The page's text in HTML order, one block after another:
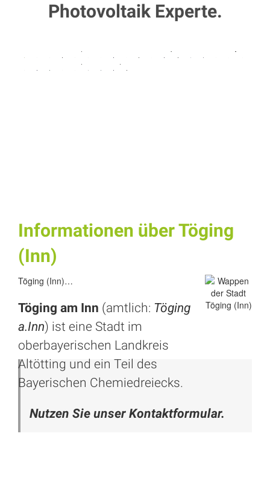
Photovoltaik Experte.
Informationen über Töging
(Inn)
Töging (Inn)…
Töging am Inn (amtlich: Töging
a.Inn) ist eine Stadt im
oberbayerischen Landkreis
Altötting und ein Teil des
Bayerischen Chemiedreiecks.
Nutzen Sie unser Kontaktformular.